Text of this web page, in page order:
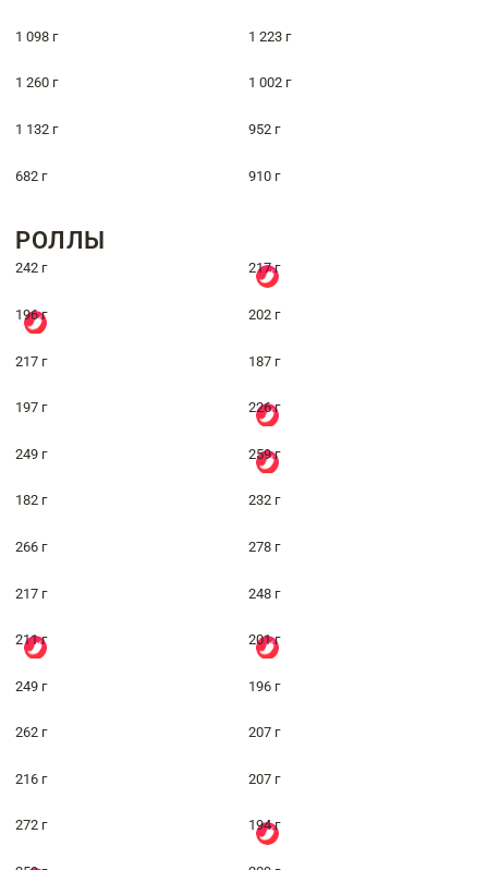
1 098 г 1 223 г
1 260 г 1 002 г
1 132 г 952 г
682 г 910 г
РОЛЛЫ
242 г 217 г
196 г 202 г
217 г 187 г
197 г 226 г
249 г 259 г
182 г 232 г
266 г 278 г
217 г 248 г
211 г 201 г
249 г 196 г
262 г 207 г
216 г 207 г
272 г 194 г